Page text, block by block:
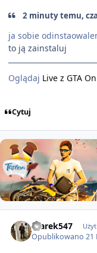
2 minuty temu,
ja sobie
to ją zainstaluj
Oglądaj Live z GTA
Cytuj
czarek547
Opublikowano21